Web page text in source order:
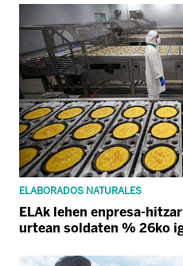
ELABORADOS NATURALES
ELAk lehen enpresa-
urtean soldaten % 26ko